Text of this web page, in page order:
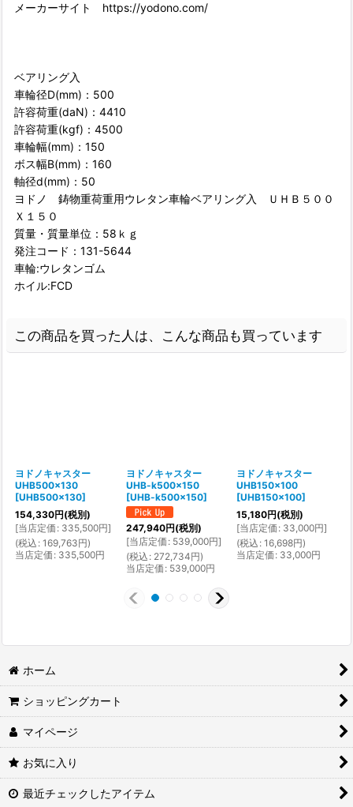
メーカーサイト https://yodono.com/
ベアリング入
車輪径D(mm)：500
許容荷重(daN)：4410
許容荷重(kgf)：4500
車輪幅(mm)：150
ボス幅B(mm)：160
軸径d(mm)：50
ヨドノ 鋳物重荷重用ウレタン車輪ベアリング入 ＵＨＢ５００
Ｘ１５０
質量・質量単位：58ｋｇ
発注コード：131-5644
車輪:ウレタンゴム
ホイル:FCD
この商品を買った人は、こんな商品も買っています
ヨドノキャスター
UHB500x130
[UHB500x130]
154,330円(税別)
[当店定価 : 335,500円]
(税込 : 169,763円)
当店定価 : 335,500円
ヨドノキャスター
UHB-k500x150
[UHB-k500x150]
247,940円(税別)
[当店定価 : 539,000円]
(税込 : 272,734円)
当店定価 : 539,000円
ヨドノキャスター
UHB150x100
[UHB150x100]
15,180円(税別)
[当店定価 : 33,000円]
(税込 : 16,698円)
当店定価 : 33,000円
ホーム
ショッピングカート
マイページ
お気に入り
最近チェックしたアイテム